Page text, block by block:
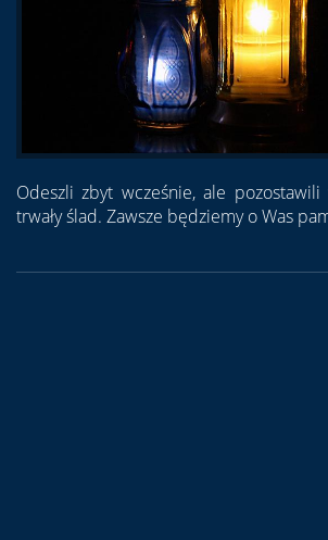
Odeszli zbyt wcześnie, ale
trwały ślad. Zawsze będziemy o Was